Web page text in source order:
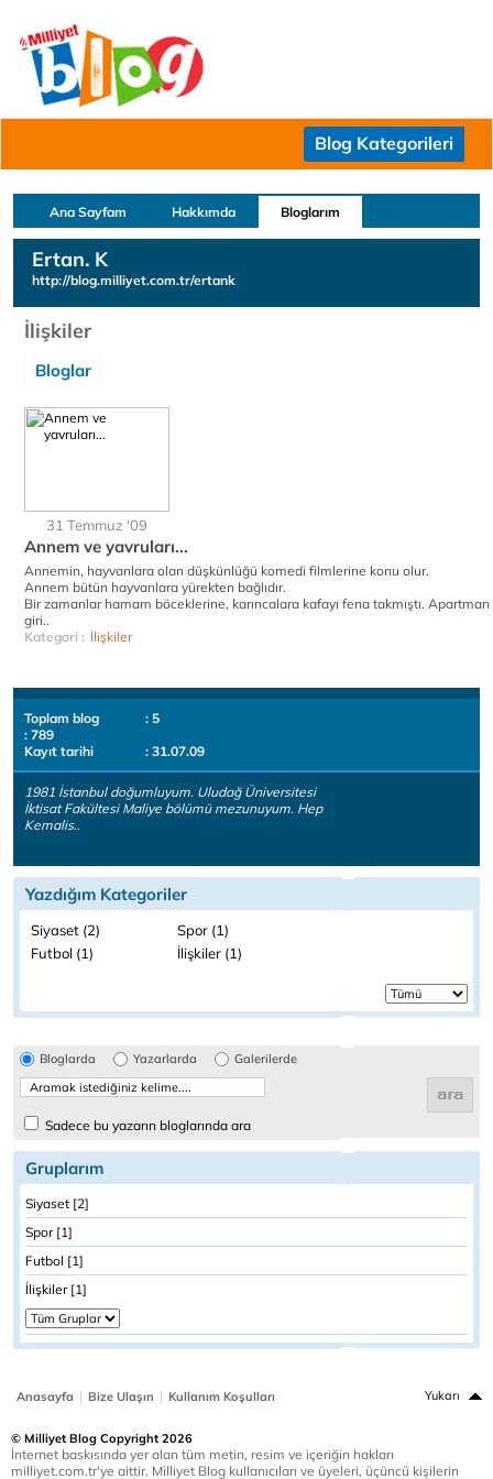
Blog Kategorileri
Ana Sayfam Hakkımda Bloglarım
Ertan. K
http://blog.milliyet.com.tr/ertank
İlişkiler
Bloglar
31 Temmuz '09
Annem ve yavruları...
Annemin, hayvanlara olan düşkünlüğü komedi filmlerine konu olur.
Annem bütün hayvanlara yürekten bağlıdır.
Bir zamanlar hamam böceklerine, karıncalara kafayı fena takmıştı. Apartman
giri..
Kategori : İlişkiler
Toplam blog
: 5
: 789
Kayıt tarihi
: 31.07.09
1981 İstanbul doğumluyum. Uludağ Üniversitesi
İktisat Fakültesi Maliye bölümü mezunuyum. Hep
Kemalis..
Yazdığım Kategoriler
Siyaset (2)
Spor (1)
Futbol (1)
İlişkiler (1)
Bloglarda Yazarlarda Galerilerde
Sadece bu yazarın bloglarında ara
Gruplarım
Siyaset [2]
Spor [1]
Futbol [1]
İlişkiler [1]
Anasayfa | Bize Ulaşın | Kullanım Koşulları Yukarı
© Milliyet Blog Copyright 2026
İnternet baskısında yer alan tüm metin, resim ve içeriğin hakları
milliyet.com.tr'ye aittir. Milliyet Blog kullanıcıları ve üyeleri, üçüncü kişilerin